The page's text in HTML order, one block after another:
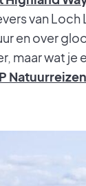
van
en over
maar wat
Natuurreizen